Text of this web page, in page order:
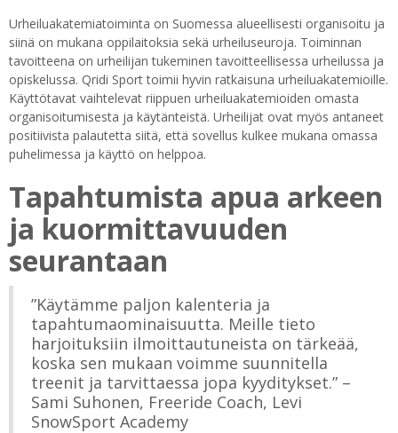
Urheiluakatemiatoiminta on Suomessa alueellisesti organisoitu ja
siinä on mukana oppilaitoksia sekä urheiluseuroja. Toiminnan
tavoitteena on urheilijan tukeminen tavoitteellisessa urheilussa ja
opiskelussa. Qridi Sport toimii hyvin ratkaisuna urheiluakatemioille.
Käyttötavat vaihtelevat riippuen urheiluakatemioiden omasta
organisoitumisesta ja käytänteistä. Urheilijat ovat myös antaneet
positiivista palautetta siitä, että sovellus kulkee mukana omassa
puhelimessa ja käyttö on helppoa.
Tapahtumista apua arkeen
ja kuormittavuuden
seurantaan
”Käytämme paljon kalenteria ja
tapahtumaominaisuutta. Meille tieto
harjoituksiin ilmoittautuneista on tärkeää,
koska sen mukaan voimme suunnitella
treenit ja tarvittaessa jopa kyyditykset.” –
Sami Suhonen, Freeride Coach, Levi
SnowSport Academy